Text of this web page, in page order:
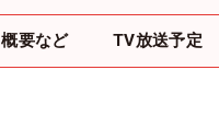
概要など TV放送予定